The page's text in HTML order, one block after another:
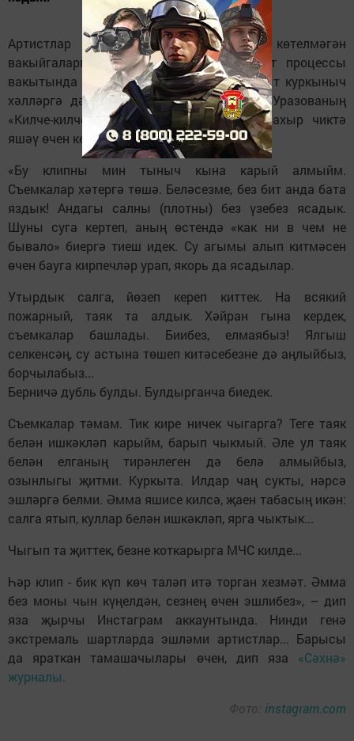
Артистлар тормышы һәрвакыт көтелмәгән
вакыйгаларга бай була. Бигрәк тә иҗат процессы
вакытында алар төрле кызыклы, кайвакыт куркыныч
хәлләргә дә юлыгып куя. Шулай Гүзәл Уразованың
«Килче-килче» җырына клип төшерү дә ахыр чиктә
яшәү өчен көрәшүгә әверелгән.
«Бу клипны мин тыныч кына карый алмыйм.
Съемкалар хәтергә төшә. Беләсезме, без бит анда бата
яздык! Андагы салны (плотны) без үзебез ясадык.
Шуны суга кертеп, аның өстендә «как ни в чем не
бывало» биергә тиеш идек. Су агымы алып китмәсен
өчен бауга кирпечләр урап, якорь да ясадылар.
Утырдык салга, йөзеп кереп киттек. На всякий
пожарный, таяк та алдык. Хәйран гына кердек,
съемкалар башлады. Биибез, елмаябыз! Ялгыш
селкенсәң, су астына төшеп китәсебезне дә аңлыйбыз,
борчылабыз...
Берничә дубль булды. Булдырганча биедек.
Съемкалар тәмам. Тик кире ничек чыгарга? Теге таяк
белән ишкәкләп карыйм, барып чыкмый. Әле ул таяк
белән елганың тирәнлеген дә белә алмыйбыз,
озынлыгы җитми. Куркыта. Илдар чаң сукты, нәрсә
эшләргә белми. Әмма яшисе килсә, җаен табасың икән:
салга ятып, куллар белән ишкәкләп, ярга чыктык...
Чыгып та җиттек, безне коткарырга МЧС килде...
Һәр клип - бик күп көч таләп итә торган хезмәт. Әмма
без моны чын күңелдән, сезнең өчен эшлибез», – дип
яза җырчы Инстаграм аккаунтында. Нинди генә
экстремаль шартларда эшләми артистлар... Барысы
да яраткан тамашачылары өчен, дип яза «Сәхнә»
журналы.
Фото: instagram.com